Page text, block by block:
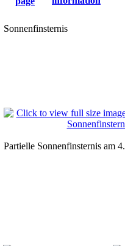
Sonnenfinsternis
Partielle Sonnenfinsternis am